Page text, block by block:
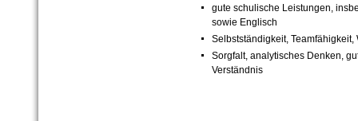
gute schulische Leistungen,
sowie Englisch
Selbstständigkeit,
Sorgfalt, analytisches Denken,
Verständnis